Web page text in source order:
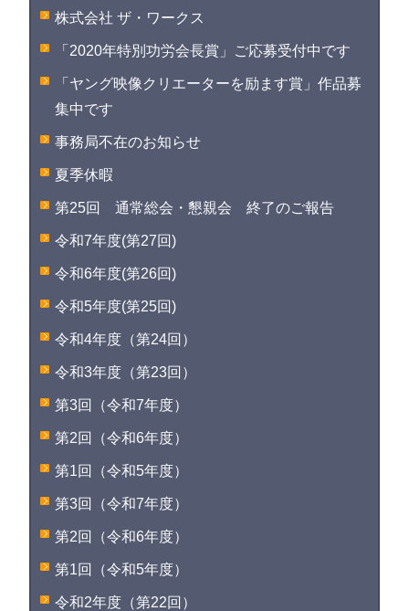
株式会社 ザ・ワークス
「2020年特別功労会長賞」ご応募受付中です
「ヤング映像クリエーターを励ます賞」作品募
集中です
事務局不在のお知らせ
夏季休暇
第25回 通常総会・懇親会 終了のご報告
令和7年度(第27回)
令和6年度(第26回)
令和5年度(第25回)
令和4年度（第24回）
令和3年度（第23回）
第3回（令和7年度）
第2回（令和6年度）
第1回（令和5年度）
第3回（令和7年度）
第2回（令和6年度）
第1回（令和5年度）
令和2年度（第22回）